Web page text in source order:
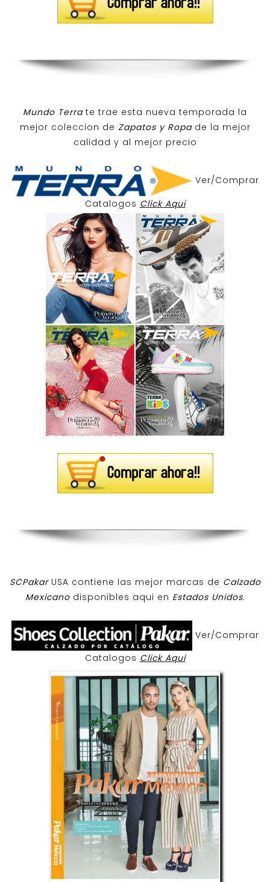
Mundo Terra te trae esta nueva temporada la
mejor coleccion de Zapatos y Ropa de la mejor
calidad y al mejor precio
Ver/Comprar
Catalogos Click Aqui
SCPakar USA contiene las mejor marcas de Calzado
Mexicanodisponibles aqui en Estados Unidos.
Ver/Comprar
Catalogos Click Aqui